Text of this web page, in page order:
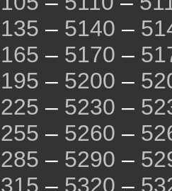
– 5140 –
– 5170 –
– 5200 –
– 5230 –
– 5260 –
– 5290 –
– 5320 –